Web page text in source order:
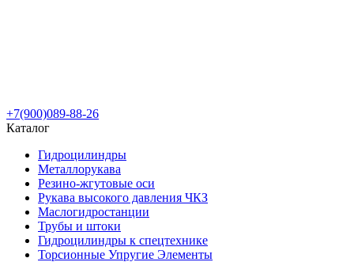
+7(900)089-88-26
Каталог
Гидроцилиндры
Металлорукава
Резино-жгутовые оси
Рукава высокого давления ЧКЗ
Маслогидростанции
Трубы и штоки
Гидроцилиндры к спецтехнике
Торсионные Упругие Элементы